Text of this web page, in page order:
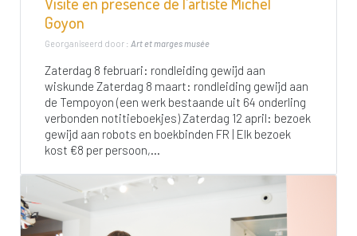
Goyon
Georganiseerd door : Art et marges musée
Zaterdag 8 februari: rondleiding gewijd aan
wiskunde Zaterdag 8 maart: rondleiding gewijd aan
de Tempoyon (een werk bestaande uit 64 onderling
verbonden notitieboekjes) Zaterdag 12 april: bezoek
gewijd aan robots en boekbinden FR | Elk bezoek
kost €8 per persoon,...